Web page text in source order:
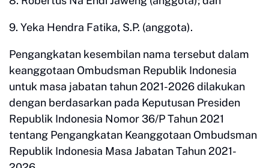
9. Yeka Hendra Fatika, S.P. (anggota).
Pengangkatan kesembilan nama tersebut dalam
keanggotaan Ombudsman Republik Indonesia
untuk masa jabatan tahun 2021-2026 dilakukan
dengan berdasarkan pada Keputusan Presiden
Republik Indonesia Nomor 36/P Tahun 2021
tentang Pengangkatan Keanggotaan Ombudsman
Republik Indonesia Masa Jabatan Tahun 2021-